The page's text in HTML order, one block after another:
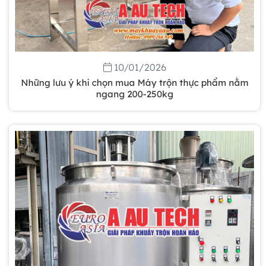
10/01/2026
Những lưu ý khi chọn mua Máy trộn thực phẩm nằm
ngang 200-250kg